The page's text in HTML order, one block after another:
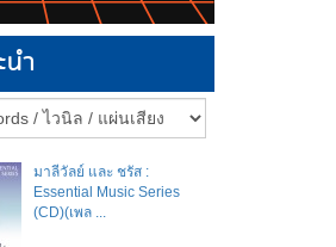
ำ
มาลีวัลย์​ และ​ ชรัส​ :
Essential Music Series
(CD)(เพล ...